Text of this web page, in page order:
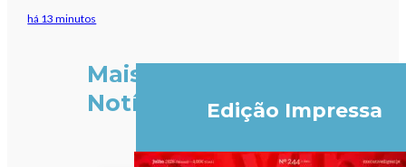
há 13 minutos
Mais
Notícias
Edição Impressa